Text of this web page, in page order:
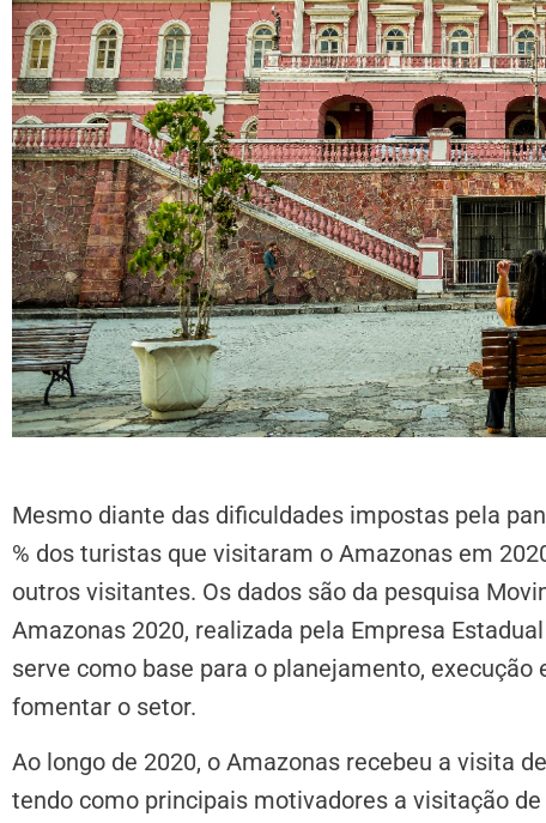
Mesmo diante das dificuldades impostas pela
% dos turistas que visitaram o Amazonas em
outros visitantes. Os dados são da pesquisa
Amazonas 2020, realizada pela Empresa
serve como base para o planejamento,
fomentar o setor.
Ao longo de 2020, o Amazonas recebeu a visita
tendo como principais motivadores a visitação